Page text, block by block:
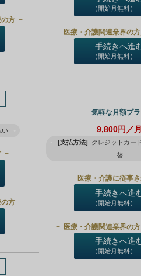
方
い
方
（開始月無料）
医療・介護関連業界の
手続きへ進
（開始月無料）
気軽な月額プ
9,800円／月
[支払方法]
クレジットカー
替
医療・介護に従事
手続きへ進
（開始月無料）
医療・介護関連業界の
手続きへ進
（開始月無料）